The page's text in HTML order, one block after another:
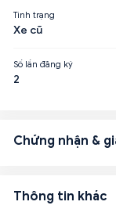
Tình trạng
Xe cũ
Số lần đăng ký
2
Chứng nhận &
Thông tin khác